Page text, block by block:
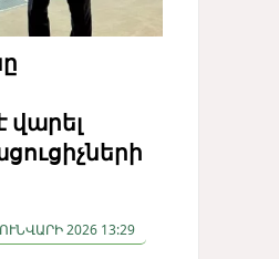
վարել
2026 13:29